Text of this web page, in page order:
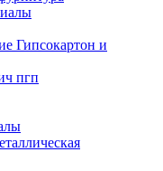
Гипсокартон и
пгп